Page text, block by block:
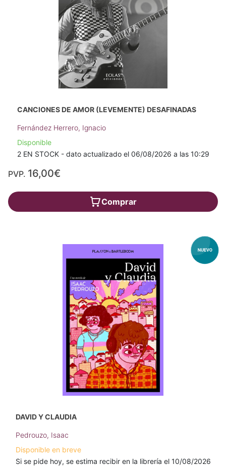
CANCIONES DE AMOR (LEVEMENTE) DESAFINADAS
Fernández Herrero, Ignacio
Disponible
2 EN STOCK - dato actualizado el 06/08/2026 a las 10:29
PVP. 16,00€
Comprar
DAVID Y CLAUDIA
Pedrouzo, Isaac
Disponible en breve
Si se pide hoy, se estima recibir en la librería el 10/08/2026